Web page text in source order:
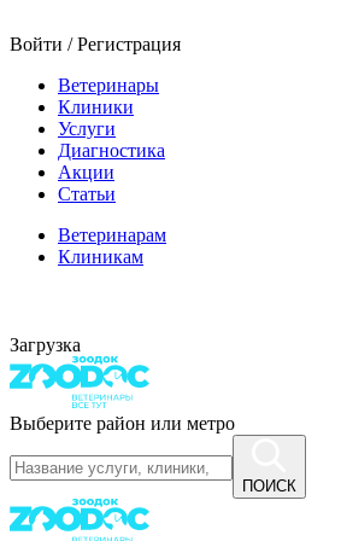
Войти / Регистрация
Ветеринары
Клиники
Услуги
Диагностика
Акции
Статьи
Ветеринарам
Клиникам
Загрузка
Выберите район или метро
ПОИСК